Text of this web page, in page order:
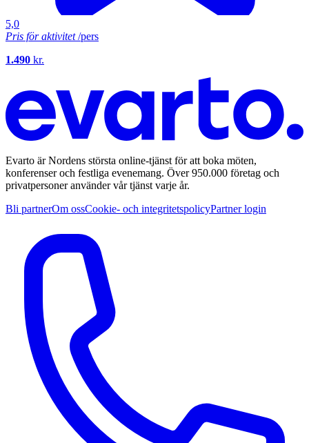
5,0
Pris för aktivitet/pers
1.490 kr.
Evarto är Nordens största online-tjänst för att boka möten,
konferenser och festliga evenemang. Över 950.000 företag och
privatpersoner använder vår tjänst varje år.
Bli partnerOm ossCookie- och integritetspolicyPartner login